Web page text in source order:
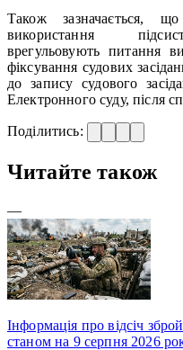
Також зазначається,
використання
врегульовують питання
фіксування судових
до запису судового
Електронного суду, після
Поділитись:
Читайте також
—
Інформація про відсіч
станом на 9 серпня 2026